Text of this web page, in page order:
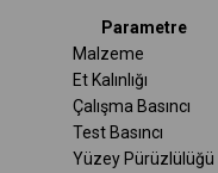
Parametre
Malzeme
Et Kalınlığı
Çalışma Basıncı
Test Basıncı
Yüzey Pürüzlülüğü